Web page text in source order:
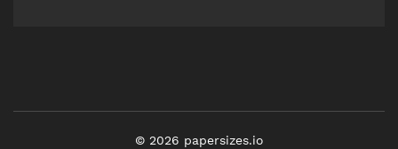
© 2026 papersizes.io